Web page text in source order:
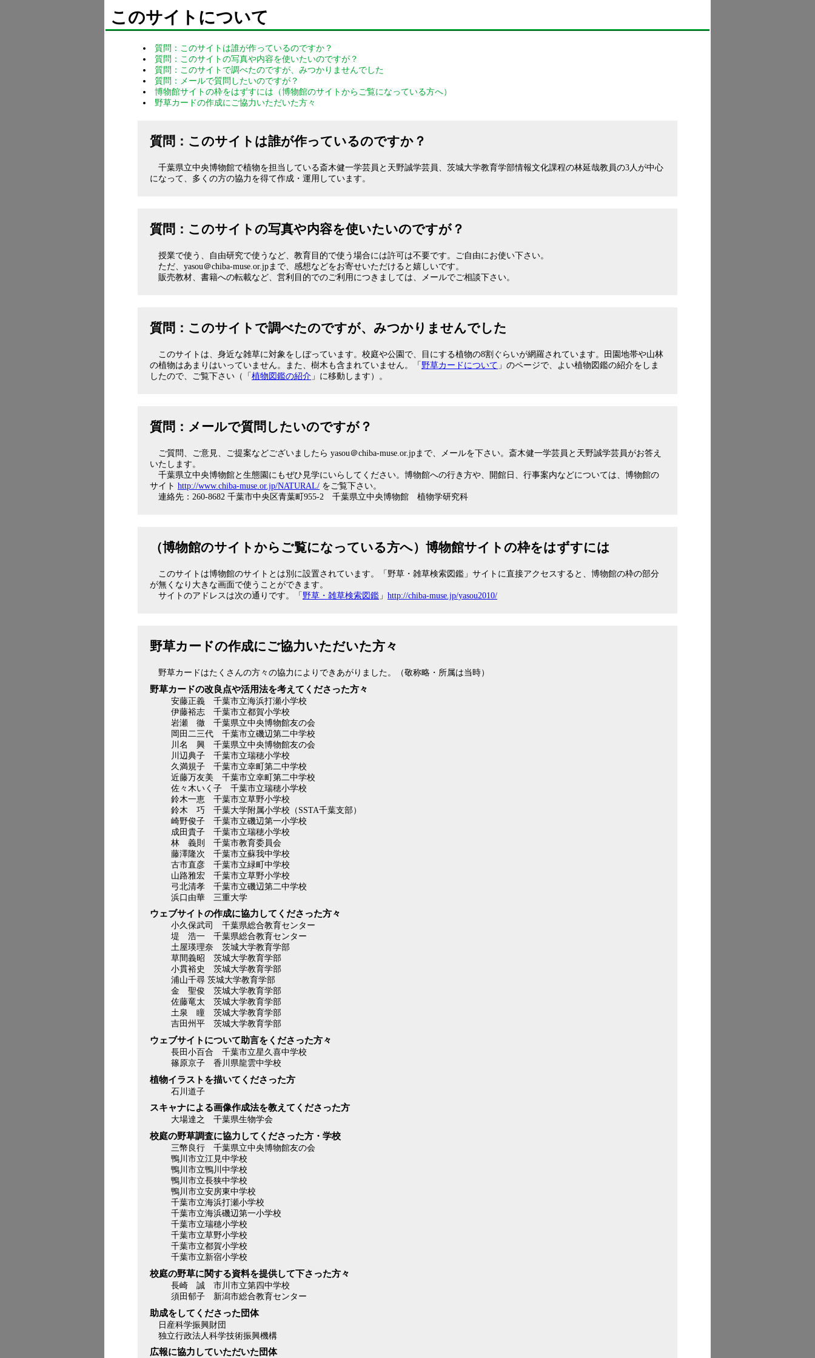
このサイトについて
質問：このサイトは誰が作っているのですか？
質問：このサイトの写真や内容を使いたいのですが？
質問：このサイトで調べたのですが、みつかりませんでした
質問：メールで質問したいのですが？
博物館サイトの枠をはずすには（博物館のサイトからご覧になっている方へ）
野草カードの作成にご協力いただいた方々
質問：このサイトは誰が作っているのですか？
千葉県立中央博物館で植物を担当している斎木健一学芸員と天野誠学芸員、茨城大学教育学部情報文化課程の林延哉教員の3人が中心
になって、多くの方の協力を得て作成・運用しています。
質問：このサイトの写真や内容を使いたいのですが？
授業で使う、自由研究で使うなど、教育目的で使う場合には許可は不要です。ご自由にお使い下さい。
ただ、yasou＠chiba-muse.or.jpまで、感想などをお寄せいただけると嬉しいです。
販売教材、書籍への転載など、営利目的でのご利用につきましては、メールでご相談下さい。
質問：このサイトで調べたのですが、みつかりませんでした
このサイトは、身近な雑草に対象をしぼっています。校庭や公園で、目にする植物の8割ぐらいが網羅されています。田園地帯や山林
の植物はあまりはいっていません。また、樹木も含まれていません。「 野草カードについて 」のページで、よい植物図鑑の紹介をしま
したので、ご覧下さい（「 植物図鑑の紹介 」に移動します）。
質問：メールで質問したいのですが？
ご質問、ご意見、ご提案などございましたら yasou＠chiba-muse.or.jpまで、メールを下さい。斎木健一学芸員と天野誠学芸員がお答え
いたします。
千葉県立中央博物館と生態園にもぜひ見学にいらしてください。博物館への行き方や、開館日、行事案内などについては、博物館の
サイト http://www.chiba-muse.or.jp/NATURAL/ をご覧下さい。
連絡先：260-8682 千葉市中央区青葉町955-2 千葉県立中央博物館 植物学研究科
（博物館のサイトからご覧になっている方へ）博物館サイトの枠をはずすには
このサイトは博物館のサイトとは別に設置されています。「野草・雑草検索図鑑」サイトに直接アクセスすると、博物館の枠の部分
が無くなり大きな画面で使うことができます。
サイトのアドレスは次の通りです。「 野草・雑草検索図鑑 」 http://chiba-muse.jp/yasou2010/
野草カードの作成にご協力いただいた方々
野草カードはたくさんの方々の協力によりできあがりました。（敬称略・所属は当時）
野草カードの改良点や活用法を考えてくださった方々
安藤正義 千葉市立海浜打瀬小学校
伊藤裕志 千葉市立都賀小学校
岩瀬 徹 千葉県立中央博物館友の会
岡田二三代 千葉市立磯辺第二中学校
川名 興 千葉県立中央博物館友の会
川辺典子 千葉市立瑞穂小学校
久満規子 千葉市立幸町第二中学校
近藤万友美 千葉市立幸町第二中学校
佐々木いく子 千葉市立瑞穂小学校
鈴木一恵 千葉市立草野小学校
鈴木 巧 千葉大学附属小学校（SSTA千葉支部）
崎野俊子 千葉市立磯辺第一小学校
成田貴子 千葉市立瑞穂小学校
林 義則 千葉市教育委員会
藤澤隆次 千葉市立蘇我中学校
古市直彦 千葉市立緑町中学校
山路雅宏 千葉市立草野小学校
弓北清孝 千葉市立磯辺第二中学校
浜口由華 三重大学
ウェブサイトの作成に協力してくださった方々
小久保武司 千葉県総合教育センター
堤 浩一 千葉県総合教育センター
土屋瑛理奈 茨城大学教育学部
草間義昭 茨城大学教育学部
小貫裕史 茨城大学教育学部
浦山千尋 茨城大学教育学部
金 聖俊 茨城大学教育学部
佐藤竜太 茨城大学教育学部
土泉 瞳 茨城大学教育学部
吉田州平 茨城大学教育学部
ウェブサイトについて助言をくださった方々
長田小百合 千葉市立星久喜中学校
篠原京子 香川県龍雲中学校
植物イラストを描いてくださった方
石川道子
スキャナによる画像作成法を教えてくださった方
大場達之 千葉県生物学会
校庭の野草調査に協力してくださった方・学校
三幣良行 千葉県立中央博物館友の会
鴨川市立江見中学校
鴨川市立鴨川中学校
鴨川市立長狭中学校
鴨川市立安房東中学校
千葉市立海浜打瀬小学校
千葉市立海浜磯辺第一小学校
千葉市立瑞穂小学校
千葉市立草野小学校
千葉市立都賀小学校
千葉市立新宿小学校
校庭の野草に関する資料を提供して下さった方々
長崎 誠 市川市立第四中学校
須田郁子 新潟市総合教育センター
助成をしてくださった団体
日産科学振興財団
独立行政法人科学技術振興機構
広報に協力していただいた団体